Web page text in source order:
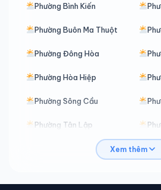
Phường Bình Kiến
Phường Buôn Ma Thuột
Phường Đông Hòa
Phường Hòa Hiệp
Phường Sông Cầu
Phường Tân Lập
Xem thêm